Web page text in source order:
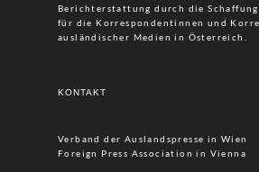
Berichterstattung durch die
für die Korrespondentinnen und
ausländischer Medien in Österreich.
KONTAKT
Verband der Auslandspresse in Wien
Foreign Press Association in Vienna